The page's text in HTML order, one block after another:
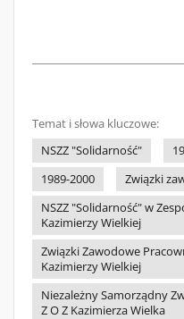
Temat i słowa kluczowe:
NSZZ "Solidarność"
1989-2000
Związki
NSZZ "Solidarność" w
Kazimierzy Wielkiej
Związki Zawodowe
Kazimierzy Wielkiej
Niezależny Samorządny
Z O Z Kazimierza Wielka